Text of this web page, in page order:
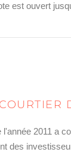
est ouvert
l'année 2011 a
des